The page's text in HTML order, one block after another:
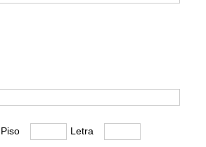
Piso Letra